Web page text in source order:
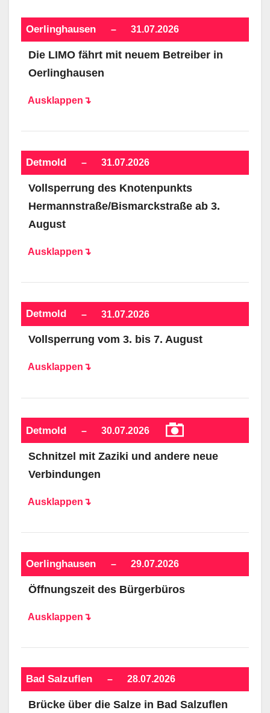
Oerlinghausen – 31.07.2026
Die LIMO fährt mit neuem Betreiber in
Oerlinghausen
Ausklappen↴
Detmold – 31.07.2026
Vollsperrung des Knotenpunkts
Hermannstraße/Bismarckstraße ab 3.
August
Ausklappen↴
Detmold – 31.07.2026
Vollsperrung vom 3. bis 7. August
Ausklappen↴
Detmold – 30.07.2026
Schnitzel mit Zaziki und andere neue
Verbindungen
Ausklappen↴
Oerlinghausen – 29.07.2026
Öffnungszeit des Bürgerbüros
Ausklappen↴
Bad Salzuflen – 28.07.2026
Brücke über die Salze in Bad Salzuflen